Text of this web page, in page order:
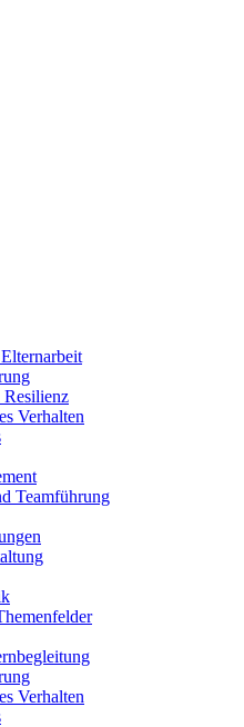
Resilienz
Verhalten
Teamführung
Verhalten